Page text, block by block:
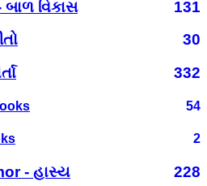
વિકાસ
131
30
332
54
2
- હાસ્ય
228